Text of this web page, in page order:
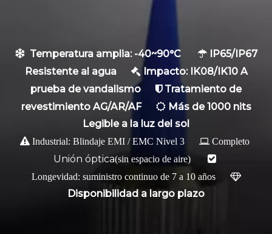
 Temperatura amplia: -40~90°C IP65/IP67
Resistente al agua
Impacto: IK08/IK10 A
prueba de vandalismo Tratamiento de
revestimiento AG/AR/AF
Más de 1000 nits
Legible a la luz del sol
 Industrial: Blindaje EMI / EMC Nivel 3  Completo
Unión óptica(sin espacio de aire)

Longevidad: suministro continuo de 7 a 10 años 
Disponibilidad a largo plazo